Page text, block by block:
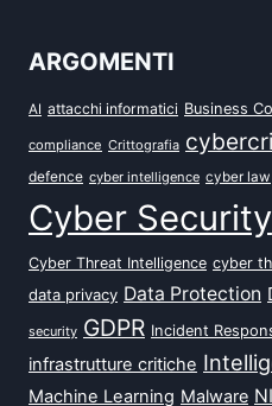
ARGOMENTI
AI attacchi informatici Business
compliance Crittografia
defence cyber intelligence cyber law
Cyber Security
Cyber Threat Intelligence cyber
data privacy Data Protection
security GDPR Incident
infrastrutture critiche
Machine Learning Malware